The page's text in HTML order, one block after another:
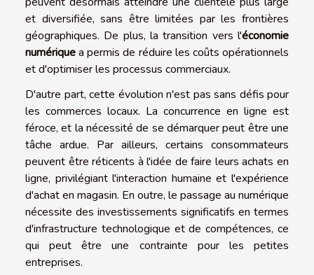
et diversifiée, sans être limitées par les frontières
géographiques. De plus, la transition vers l'économie
numériquea permis de réduire les coûts opérationnels
et d'optimiser les processus commerciaux.
D'autre part, cette évolution n'est pas sans défis pour
les commerces locaux. La concurrence en ligne est
féroce, et la nécessité de se démarquer peut être une
tâche ardue. Par ailleurs, certains consommateurs
peuvent être réticents à l'idée de faire leurs achats en
ligne, privilégiant l'interaction humaine et l'expérience
d'achat en magasin. En outre, le passage au numérique
nécessite des investissements significatifs en termes
d'infrastructure technologique et de compétences, ce
qui peut être une contrainte pour les petites
entreprises.